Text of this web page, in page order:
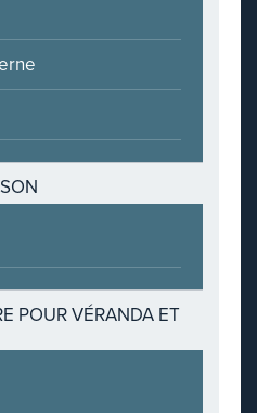
POUR VÉRANDA ET